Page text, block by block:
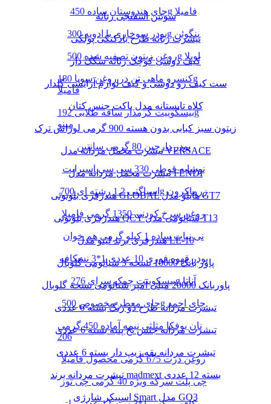
چای هندوستان ساده 450g فامیلا
پودر سوخاری با ادویه 300g پنگوئن
روغن زیتون تصفیه شده 500g اویلا
کنسرو ماهی تن در روغن سویا 180g
فامیلا
بیسکوییت کرمدار ساقه طلایی 192g
مینو
پودر دارچین 80 گرمی سانتین
نوشابه قوطی 330 سی سی اسپرایت
اسپاگتی 1.2 رشته ای 700g زرماکرون
روغن سرخ کردنی 1350 گرمی فامیلا
نی نبات ساده 1 کیلو گرمی هم خوان
پودر قهوه فوری 10 عددی 1*3 نسکافه
بیسکوییت چمک سرای 276g آناتا
چای معطر مخصوص 500g چای احمد
نان یوفکا مثلثی نیمه آماده 450 گرمی
206
روغن ذرت 675 گرمی محصول فامیلا
چی پلت سرکه ویژه 40 گرمی چی توز
سوتین اسفنجی زنانه
تیشرت زنانه طرح بادکنکی پولکی
کیف دوشی کوچک زنانه سگک دار
ست کیف رو دوشی و کیف لوازم آرایشی گلدار
کلاه تابستانه مدل باکت جنس کتان
زیتون سبز کبابی بدون هسته 900 گرمی لوراس ترک
تیشرت مخمل مردانه مدل VERSACE
تیشرت مخمل مردانه مدل FENDI
هندزفری بلوتوثی GLOBAL هایلو مدل GT7
هندزفری بلوتوثی QCY شیائومی مدل T13
هندزفری برند لیتو مدل LE-10
پاور بانک 10000 نسخه 3 شیائومی گلوبال
پاوربانک 20000 میلی آمپر شیائومی نسخه گلوبال
تیشرت مردانه طرح دو رنگ بسته 6 عددی
تیشرت مردانه جنس نخ پنبه بسته 6 عددی
تیشرت مردانه یقه زیپ دار بسته 6 عددی
تیشرت مردانه برند madmext بسته 12 عددی
اسپیکر شارژی Smart مدل GO3